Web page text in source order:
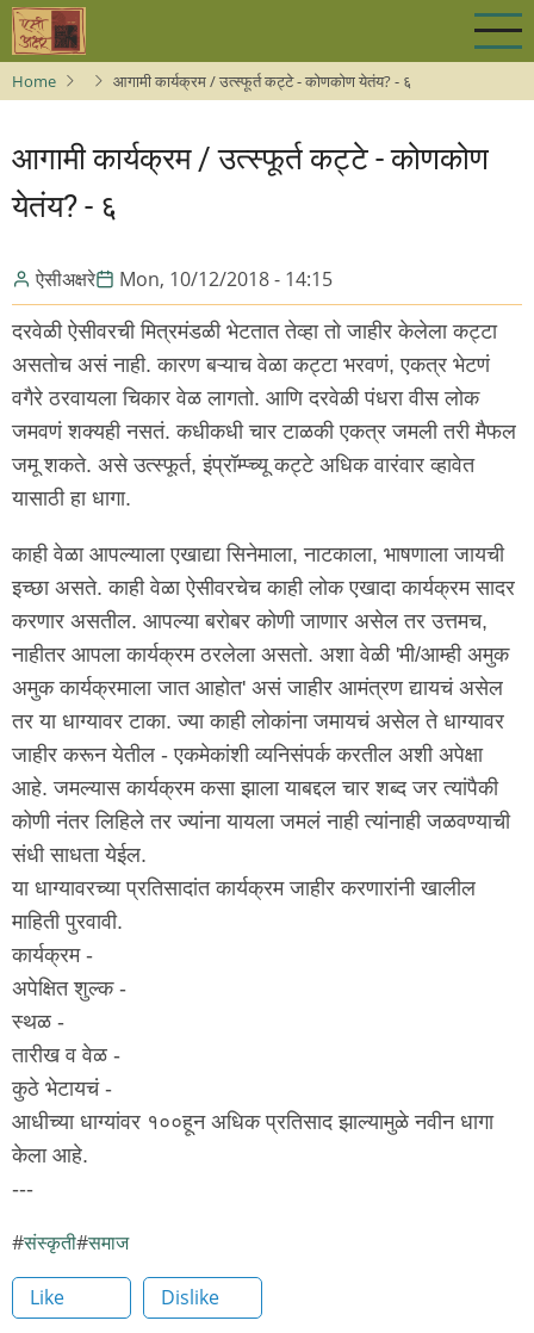
Skip
main
content
Home आगामी कार्यक्रम / उत्स्फूर्त कट्टे - कोणकोण येतंय? - ६
आगामी कार्यक्रम / उत्स्फूर्त कट्टे - कोणकोण
येतंय? - ६
ऐसीअक्षरे Mon, 10/12/2018 - 14:15
दरवेळी ऐसीवरची मित्रमंडळी भेटतात तेव्हा तो जाहीर केलेला कट्टा
असतोच असं नाही. कारण बऱ्याच वेळा कट्टा भरवणं, एकत्र भेटणं
वगैरे ठरवायला चिकार वेळ लागतो. आणि दरवेळी पंधरा वीस लोक
जमवणं शक्यही नसतं. कधीकधी चार टाळकी एकत्र जमली तरी मैफल
जमू शकते. असे उत्स्फूर्त, इंप्रॉम्प्च्यू कट्टे अधिक वारंवार व्हावेत
यासाठी हा धागा.
काही वेळा आपल्याला एखाद्या सिनेमाला, नाटकाला, भाषणाला जायची
इच्छा असते. काही वेळा ऐसीवरचेच काही लोक एखादा कार्यक्रम सादर
करणार असतील. आपल्या बरोबर कोणी जाणार असेल तर उत्तमच,
नाहीतर आपला कार्यक्रम ठरलेला असतो. अशा वेळी 'मी/आम्ही अमुक
अमुक कार्यक्रमाला जात आहोत' असं जाहीर आमंत्रण द्यायचं असेल
तर या धाग्यावर टाका. ज्या काही लोकांना जमायचं असेल ते धाग्यावर
जाहीर करून येतील - एकमेकांशी व्यनिसंपर्क करतील अशी अपेक्षा
आहे. जमल्यास कार्यक्रम कसा झाला याबद्दल चार शब्द जर त्यांपैकी
कोणी नंतर लिहिले तर ज्यांना यायला जमलं नाही त्यांनाही जळवण्याची
संधी साधता येईल.
या धाग्यावरच्या प्रतिसादांत कार्यक्रम जाहीर करणारांनी खालील
माहिती पुरवावी.
कार्यक्रम -
अपेक्षित शुल्क -
स्थळ -
तारीख व वेळ -
कुठे भेटायचं -
आधीच्या धाग्यांवर १००हून अधिक प्रतिसाद झाल्यामुळे नवीन धागा
केला आहे.
---
संस्कृती समाज
Like Dislike